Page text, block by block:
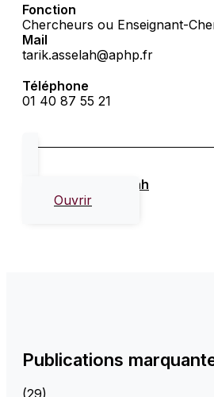
Fonction
Chercheurs ou Enseignant-
Mail
tarik.asselah@aphp.fr
Téléphone
01 40 87 55 21
CV de Tarik Asselah
Ouvrir
Publications